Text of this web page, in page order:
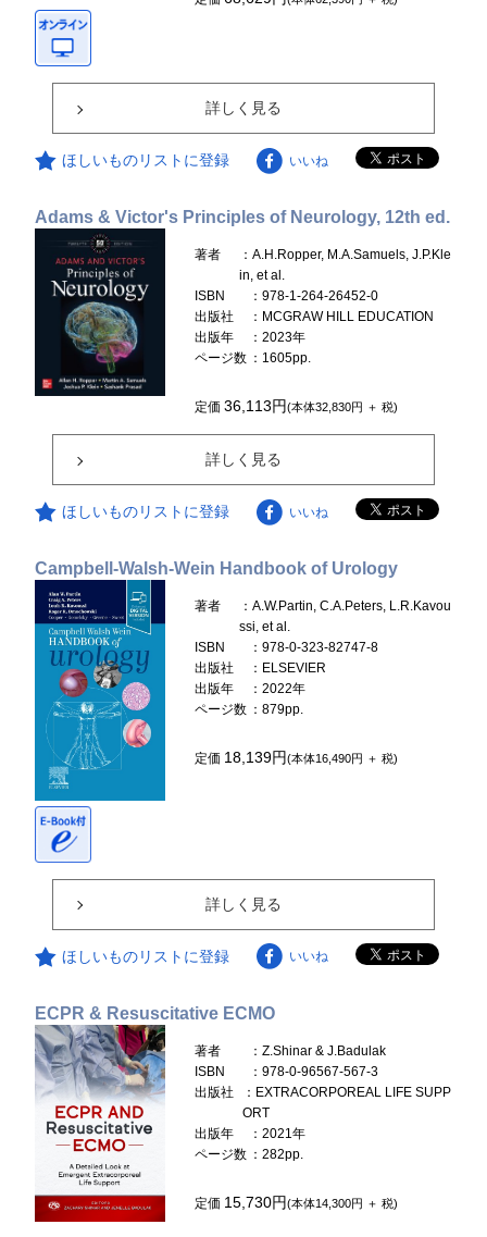
詳しく見る
ほしいものリストに登録 いいね
Adams & Victor's Principles of Neurology, 12th ed.
著者
：A.H.Ropper, M.A.Samuels, J.P.Kle
in, et al.
ISBN
：978-1-264-26452-0
出版社
：MCGRAW HILL EDUCATION
出版年
：2023年
ページ数 ：1605pp.
定価36,113円(本体32,830円 ＋ 税)
詳しく見る
ほしいものリストに登録 いいね
Campbell-Walsh-Wein Handbook of Urology
著者
：A.W.Partin, C.A.Peters, L.R.Kavou
ssi, et al.
ISBN
：978-0-323-82747-8
出版社
：ELSEVIER
出版年
：2022年
ページ数 ：879pp.
定価 18,139円(本体16,490円 ＋ 税)
詳しく見る
ほしいものリストに登録 いいね
ECPR & Resuscitative ECMO
著者
：Z.Shinar & J.Badulak
ISBN
：978-0-96567-567-3
出版社
：EXTRACORPOREAL LIFE SUPP
ORT
出版年
：2021年
ページ数 ：282pp.
定価 15,730円(本体14,300円 ＋ 税)